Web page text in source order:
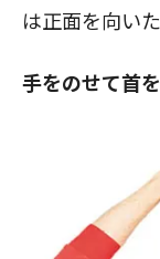
は正面を向い
手をのせて首